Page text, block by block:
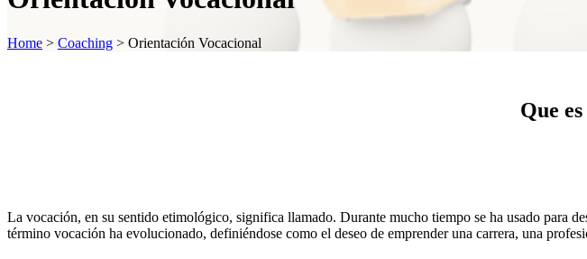
Home > Coaching > Orientación Vocacional
Que
La vocación, en su sentido etimológico, significa llamado. Durante mucho tiempo se ha usado para
término vocación ha evolucionado, definiéndose como el deseo de emprender una carrera, una